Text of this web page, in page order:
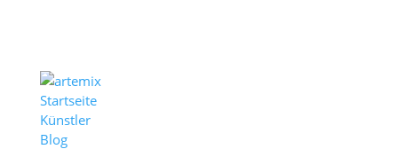
Startseite
Künstler
Blog